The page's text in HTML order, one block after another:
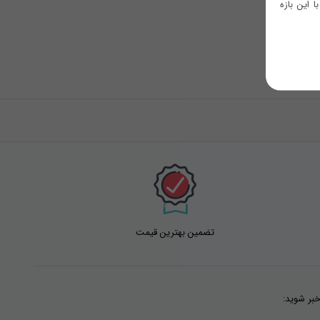
بازه
تضمین بهترین قیمت
شوید: